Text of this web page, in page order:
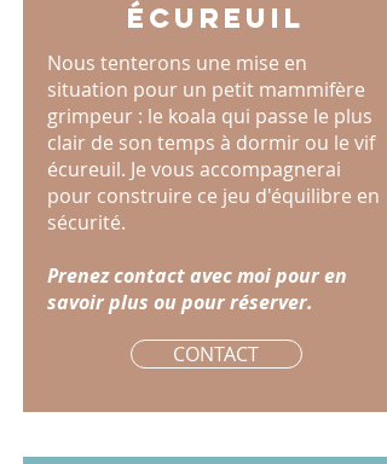
écureuil
Nous tenterons une mise en
situation pour un petit mammifère
grimpeur : le koala qui passe le plus
clair de son temps à dormir ou le vif
écureuil. Je vous accompagnerai
pour construire ce jeu d'équilibre en
sécurité.
Prenez contact avec moi pour en
savoir plus ou pour réserver.
CONTACT